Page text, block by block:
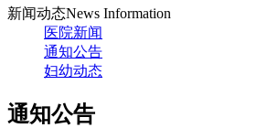
新闻动态News Information
医院新闻
通知公告
妇幼动态
通知公告